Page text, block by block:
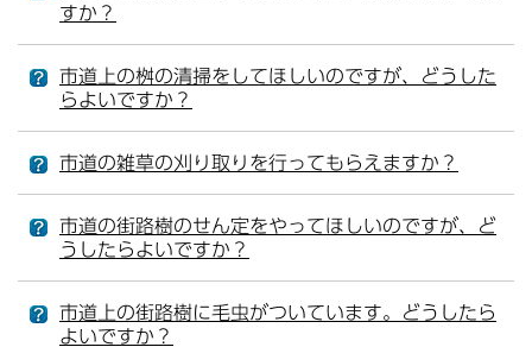
すか？
市道上の桝の清掃をしてほしいのですが、どうした
らよいですか？
市道の雑草の刈り取りを行ってもらえますか？
市道の街路樹のせん定をやってほしいのですが、ど
うしたらよいですか？
市道上の街路樹に毛虫がついています。どうしたら
よいですか？